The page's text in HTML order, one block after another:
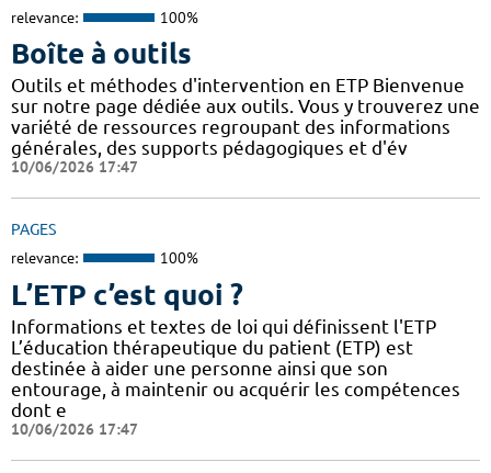
relevance: 100%
Boîte à outils
Outils et méthodes d'intervention en ETP Bienvenue
sur notre page dédiée aux outils. Vous y trouverez une
variété de ressources regroupant des informations
générales, des supports pédagogiques et d'év
10/06/2026 17:47
PAGES
relevance: 100%
L’ETP c’est quoi ?
Informations et textes de loi qui définissent l'ETP
L’éducation thérapeutique du patient (ETP) est
destinée à aider une personne ainsi que son
entourage, à maintenir ou acquérir les compétences
dont e
10/06/2026 17:47